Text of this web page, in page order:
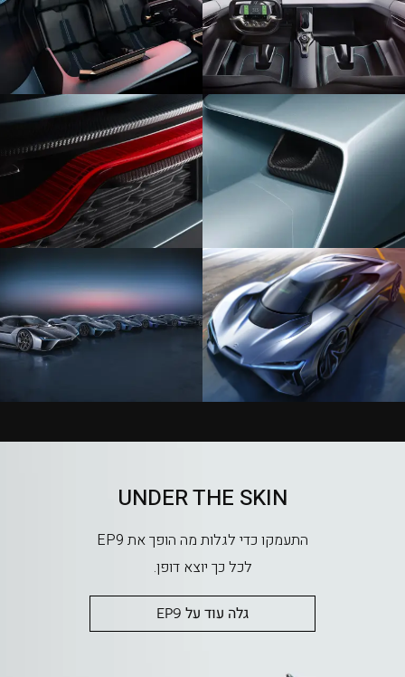
UNDER THE SKIN
התעמקו כדי לגלות מה הופך את EP9
לכל כך יוצא דופן.
גלה עוד על EP9